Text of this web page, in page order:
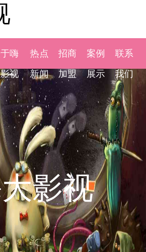
嗨
视
热点
新闻
招商
加盟
案例
展示
联系
我们
影视